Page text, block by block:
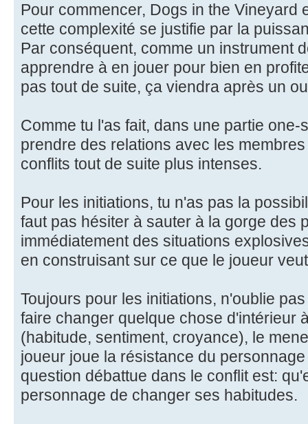
Pour commencer, Dogs in the Vineyard
cette complexité se justifie par la
Par conséquent, comme un instrument
apprendre à en jouer pour bien en
pas tout de suite, ça viendra après un
Comme tu l'as fait, dans une partie
prendre des relations avec les
conflits tout de suite plus intenses.
Pour les initiations, tu n'as pas la
faut pas hésiter à sauter à la gorge des
immédiatement des situations
en construisant sur ce que le joueur
Toujours pour les initiations, n'oublie
faire changer quelque chose d'intérieur
(habitude, sentiment, croyance), le
joueur joue la résistance du
question débattue dans le conflit est:
personnage de changer ses habitudes.